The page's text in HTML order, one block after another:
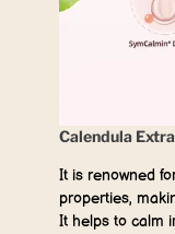
Calendula
It is renowned
properties,
It helps to calm